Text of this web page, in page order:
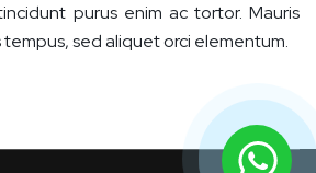
purus enim ac tortor. Mauris
sed aliquet orci elementum.